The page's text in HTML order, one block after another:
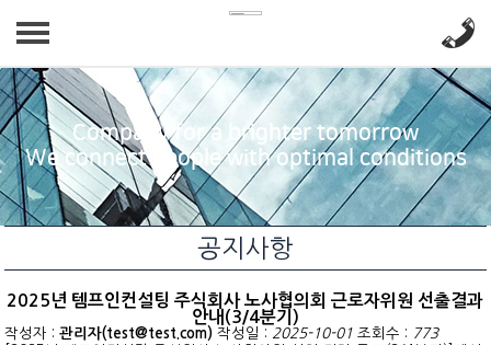
회사소개
인사말
찾아오시는길
사업분야
인재파견
아웃소싱
채용대행/헤드헌팅
채용정보
상시채용
공지사항
공지사항
Company for a brighter tomorrow
We connect people with optimal conditions
공지사항
2025년 템프인컨설팅 주식회사 노사협의회 근로자위원 선출결과
안내(3/4분기)
작성자 :관리자(test@test.com) 작성일 : 2025-10-01 조회수 :
773